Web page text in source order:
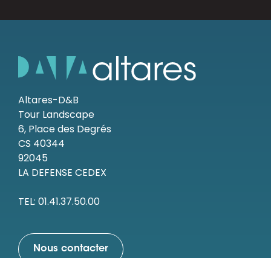
Altares-D&B
Tour Landscape
6, Place des Degrés
CS 40344
92045
LA DEFENSE CEDEX
TEL: 01.41.37.50.00
Nous contacter